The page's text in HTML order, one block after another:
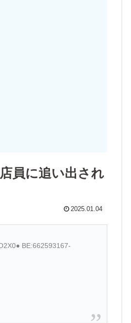
員に追い出され
2025.01.04
BE:662593167-